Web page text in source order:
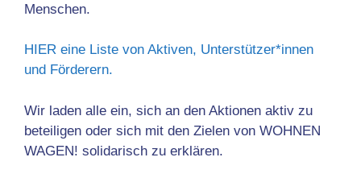
Menschen.
HIER eine Liste von Aktiven, Unterstützer*innen
und Förderern.
Wir laden alle ein, sich an den Aktionen aktiv zu
beteiligen oder sich mit den Zielen von WOHNEN
WAGEN! solidarisch zu erklären.